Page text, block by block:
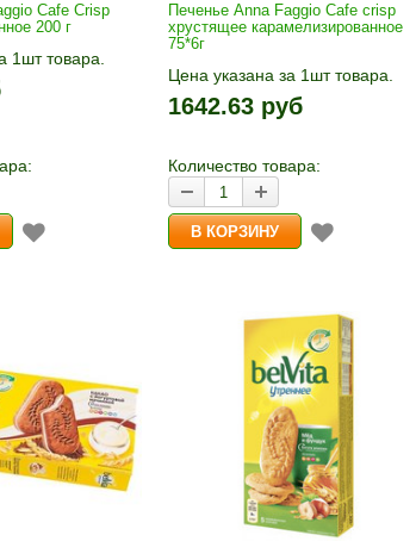
Cafe Crisp
200 г
1шт товара.
кнопками «+»
Печенье Anna Faggio Cafe crisp
хрустящее карамелизированное
75*6г
Цена указана за 1шт товара.
1шт прибавляется кнопками «+»
и «-». Выберите нужное
корзину»
1642.63 руб
Количество товара: